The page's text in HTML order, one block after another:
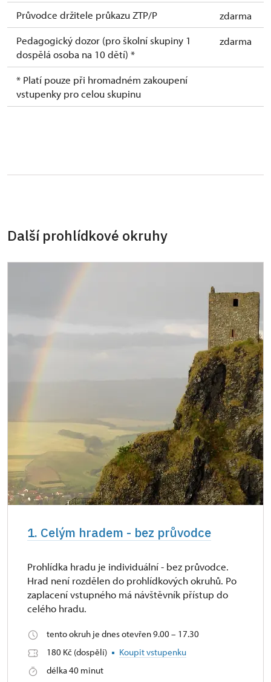
Průvodce držitele průkazu ZTP/P
zdarma
Pedagogický dozor (pro školní skupiny 1
dospělá osoba na 10 dětí) *
zdarma
* Platí pouze při hromadném zakoupení
vstupenky pro celou skupinu
Další prohlídkové okruhy
1. Celým hradem - bez průvodce
Prohlídka hradu je individuální - bez průvodce.
Hrad není rozdělen do prohlídkových okruhů. Po
zaplacení vstupného má návštěvník přístup do
celého hradu.
tento okruh je dnes otevřen 9.00 – 17.30
180 Kč (dospělí)
Koupit vstupenku
délka 40 minut